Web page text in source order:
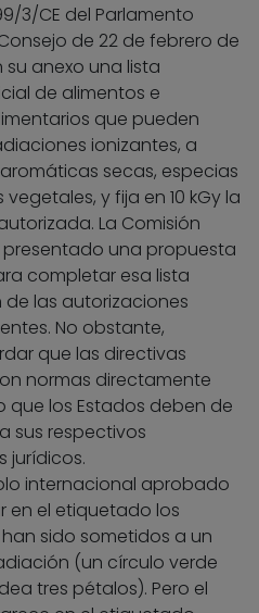
3/CE del Parlamento
de 22 de febrero de
su anexo una lista
de alimentos e
que pueden
ionizantes, a
secas, especias
y fija en 10 kGy la
La Comisión
una propuesta
completar esa lista
de las autorizaciones
No obstante,
que las directivas
normas directamente
que los Estados deben de
sus respectivos
jurídicos.
internacional aprobado
en el etiquetado los
sido sometidos a un
(un círculo verde
tres pétalos). Pero el